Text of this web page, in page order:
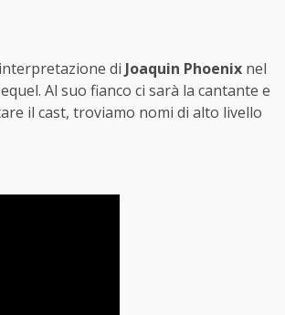
di Joaquin Phoenix nel
Al suo fianco ci sarà la cantante e
il cast, troviamo nomi di alto livello